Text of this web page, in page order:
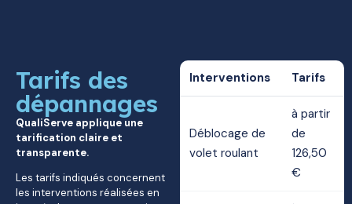
Tarifs des
dépannages
QualiServe applique une
tarification claire et
transparente.
Les tarifs indiqués concernent
les interventions réalisées en
Interventions Tarifs
Déblocage de
volet roulant
à partir
de
126,50
€